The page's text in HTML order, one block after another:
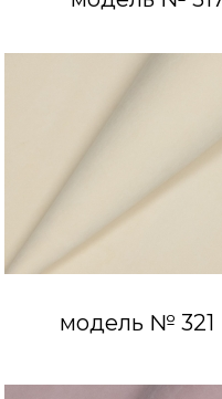
модель № 321